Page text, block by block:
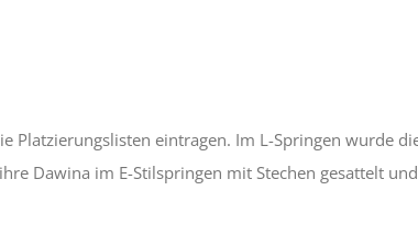
Platzierungslisten eintragen. Im L-Springen wurde
Dawina im E-Stilspringen mit Stechen gesattelt